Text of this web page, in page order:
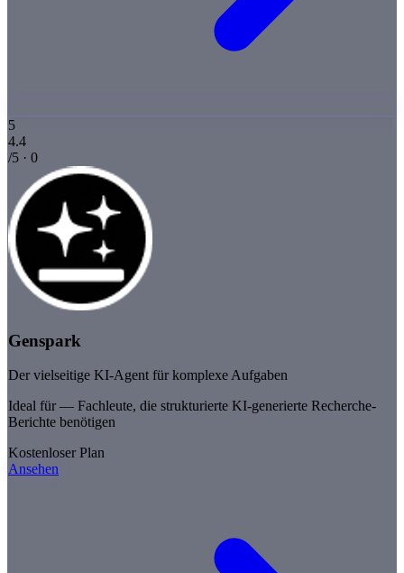
5
4.4
/5 · 0
Genspark
Der vielseitige KI-Agent für komplexe Aufgaben
Ideal für — Fachleute, die strukturierte KI-generierte Recherche-
Berichte benötigen
Kostenloser Plan
Ansehen